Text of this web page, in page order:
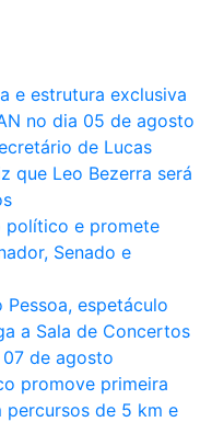
e estrutura exclusiva
no dia 05 de agosto
de Lucas
que Leo Bezerra será
político e promete
Senado e
espetáculo
a Sala de Concertos
de agosto
promove primeira
percursos de 5 km e